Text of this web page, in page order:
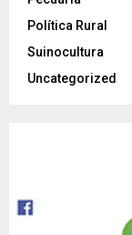
Política Rural
Suinocultura
Uncategorized